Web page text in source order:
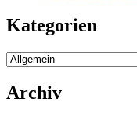
Kategorien
Kategorien
Archiv